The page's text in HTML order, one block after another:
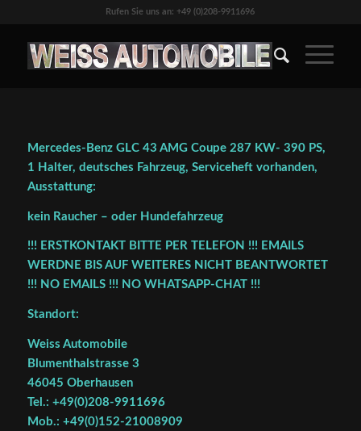
Rufen Sie uns an: +49 (0)208-9911696
Mercedes-Benz GLC 43 AMG Coupe 287 KW- 390 PS,
1 Halter, deutsches Fahrzeug, Serviceheft vorhanden,
Ausstattung:
kein Raucher – oder Hundefahrzeug
!!! ERSTKONTAKT BITTE PER TELEFON !!! EMAILS
WERDNE BIS AUF WEITERES NICHT BEANTWORTET
!!! NO EMAILS !!! NO WHATSAPP-CHAT !!!
Standort:
Weiss Automobile
Blumenthalstrasse 3
46045 Oberhausen
Tel.: +49(0)208-9911696
Mob.: +49(0)152-21008909